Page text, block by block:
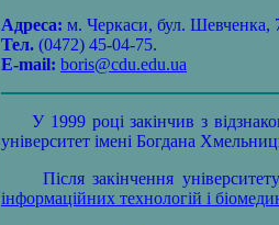
Адреса: м. Черкаси, бул. Шевченка,
Тел. (0472) 45-04-75.
E-mail: boris@cdu.edu.ua
У 1999 році закінчив з
університет імені Богдана
Після закінчення
інформаційних технологій і